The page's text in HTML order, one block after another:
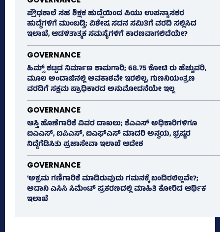
ಪ್ರೌಢಶಾಲೆ ಸಹ ಶಿಕ್ಷಕ ಹುದ್ದೆಯಿಂದ ಪಿಯು ಉಪನ್ಯಾಸಕರ
ಹುದ್ದೆಗಳಿಗೆ ಮುಂಬಡ್ತಿ; ವಿಶೇಷ ಸದನ ಸಮಿತಿಗೆ ವರದಿ ಸಲ್ಲಿಸಿದ
ಇಲಾಖೆ, ಆಡಳಿತಾತ್ಮಕ ಸಮಸ್ಯೆಗಳಿಗೆ ಕಾರಣವಾಗಲಿದೆಯೇ?
GOVERNANCE
ಹಿಮ್ಸ್‌ ಕಟ್ಟಡ ನಿರ್ಮಾಣ ಕಾಮಗಾರಿ; 68.75 ಕೋಟಿ ರು ಹೆಚ್ಚುವರಿ,
ಮೂಲ ಅಂದಾಜಿನಲ್ಲಿ ಅವಕಾಶವೇ ಇರಲಿಲ್ಲ, ಗುಣನಿಯಂತ್ರಣ
ವರದಿಗೆ ಸಕ್ಷಮ ಪ್ರಾಧಿಕಾರದ ಅನುಮೋದನೆಯೇ ಇಲ್ಲ
GOVERNANCE
ಆಸ್ತಿ ಹೊಣೆಗಾರಿಕೆ ವಿವರ ದಾಖಲು; ಕೆಎಎಸ್ ಅಧಿಕಾರಿಗಳಿಗೂ
ಐಎಎಸ್‌, ಐಪಿಎಸ್‌, ಐಎಫ್‌ಎಸ್‌ ಮಾದರಿ ಅನ್ವಯ, ಭ್ರಷ್ಟರ
ನಿದ್ದೆಗೆಡಿಸಿತು ಪ್ರಜಾಸೇವಾ ಇಲಾಖೆ ಆದೇಶ
GOVERNANCE
‘ಅಕ್ರಮ ಗಣಿಗಾರಿಕೆ ಮಾಡಿರುವುದು ಗಮನಕ್ಕೆ ಬಂದಿರಲಿಲ್ಲವೇ?;
ಅದಾನಿ ಎಸಿಸಿ ಸಿಮೆಂಟ್ ಪ್ರಕರಣದಲ್ಲಿ ಮಾಹಿತಿ ಕೋರಿದ ಆರ್ಥಿಕ
ಇಲಾಖೆ